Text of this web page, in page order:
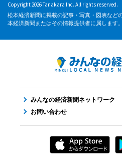
Copyright 2026 Tanakara Inc. All rights reserved.
松本経済新聞に掲載の記事・写真・図表など
本経済新聞またはその情報提供者に属します。
みんなの経済新聞ネットワーク
お問い合わせ